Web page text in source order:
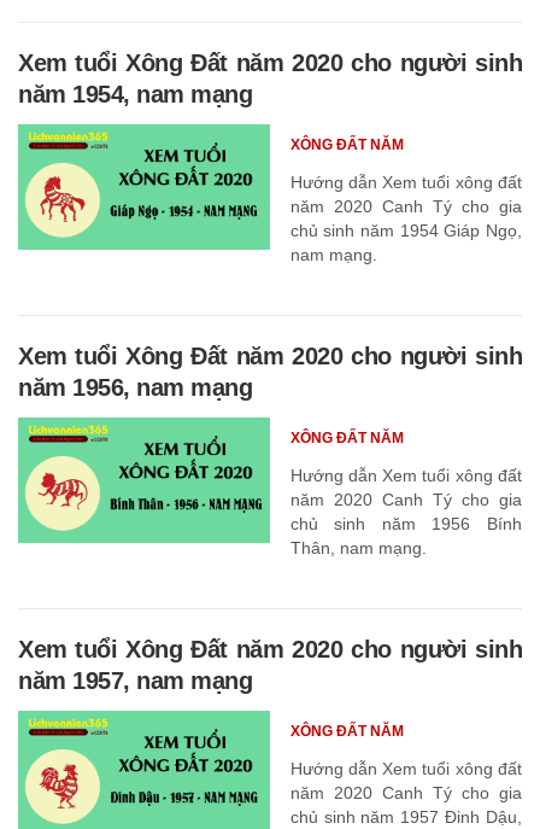
Xem tuổi Xông Đất năm 2020 cho người sinh
năm 1954, nam mạng
Hướng dẫn Xem tuổi xông đất
năm 2020 Canh Tý cho gia
chủ sinh năm 1954 Giáp Ngọ,
nam mạng.
XÔNG ĐẤT NĂM
Xem tuổi Xông Đất năm 2020 cho người sinh
năm 1956, nam mạng
Hướng dẫn Xem tuổi xông đất
năm 2020 Canh Tý cho gia
chủ sinh năm 1956 Bính
Thân, nam mạng.
XÔNG ĐẤT NĂM
Xem tuổi Xông Đất năm 2020 cho người sinh
năm 1957, nam mạng
Hướng dẫn Xem tuổi xông đất
năm 2020 Canh Tý cho gia
chủ sinh năm 1957 Đinh Dậu,
XÔNG ĐẤT NĂM